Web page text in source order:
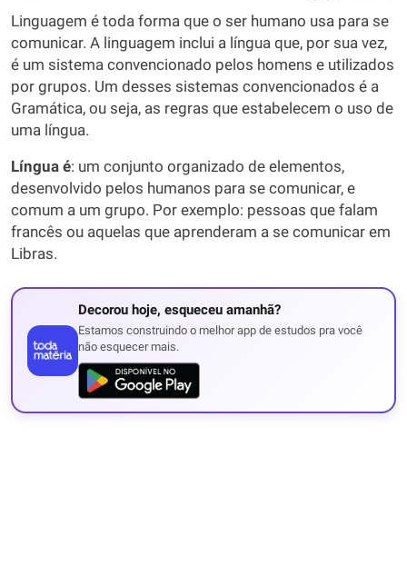
Linguagem é toda forma que o ser humano usa para se
comunicar. A linguagem inclui a língua que, por sua vez,
é um sistema convencionado pelos homens e utilizados
por grupos. Um desses sistemas convencionados é a
Gramática, ou seja, as regras que estabelecem o uso de
uma língua.
Língua é: um conjunto organizado de elementos,
desenvolvido pelos humanos para se comunicar, e
comum a um grupo. Por exemplo: pessoas que falam
francês ou aquelas que aprenderam a se comunicar em
Libras.
Decorou hoje, esqueceu amanhã?
Estamos construindo o melhor app de estudos pra você
não esquecer mais.